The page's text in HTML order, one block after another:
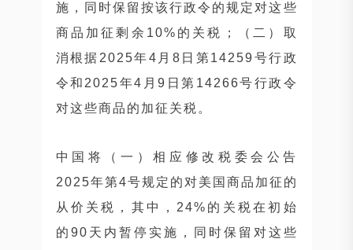
施，同时保留按该行政令的规定对这些
商品加征剩余10%的关税；（二）取
消根据2025年4月8日第14259号行政
令和2025年4月9日第14266号行政令
对这些商品的加征关税。
中国将（一）相应修改税委会公告
2025年第4号规定的对美国商品加征的
从价关税，其中，24%的关税在初始
的90天内暂停实施，同时保留对这些